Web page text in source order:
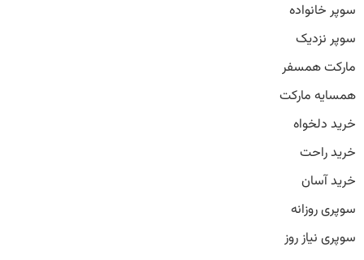
سوپر خانواده
سوپر نزدیک
مارکت همسفر
همسایه مارکت
خرید دلخواه
خرید راحت
خرید آسان
سوپری روزانه
سوپری نیاز روز